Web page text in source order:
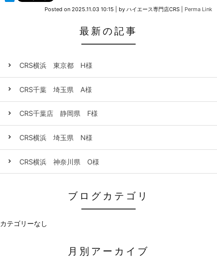
Posted on 2025.11.03 10:15 by ハイエース専門店CRS Perma Link
最新の記事
CRS横浜 東京都 H様
CRS千葉 埼玉県 A様
CRS千葉店 静岡県 F様
CRS横浜 埼玉県 N様
CRS横浜 神奈川県 O様
ブログカテゴリ
カテゴリーなし
月別アーカイブ